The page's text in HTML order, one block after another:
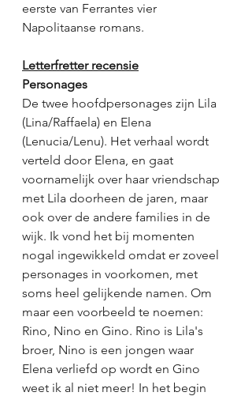
eerste van Ferrantes vier
Napolitaanse romans.
Letterfretter recensie
Personages
De twee hoofdpersonages zijn Lila
(Lina/Raffaela) en Elena
(Lenucia/Lenu). Het verhaal wordt
verteld door Elena, en gaat
voornamelijk over haar vriendschap
met Lila doorheen de jaren, maar
ook over de andere families in de
wijk. Ik vond het bij momenten
nogal ingewikkeld omdat er zoveel
personages in voorkomen, met
soms heel gelijkende namen. Om
maar een voorbeeld te noemen:
Rino, Nino en Gino. Rino is Lila's
broer, Nino is een jongen waar
Elena verliefd op wordt en Gino
weet ik al niet meer! In het begin